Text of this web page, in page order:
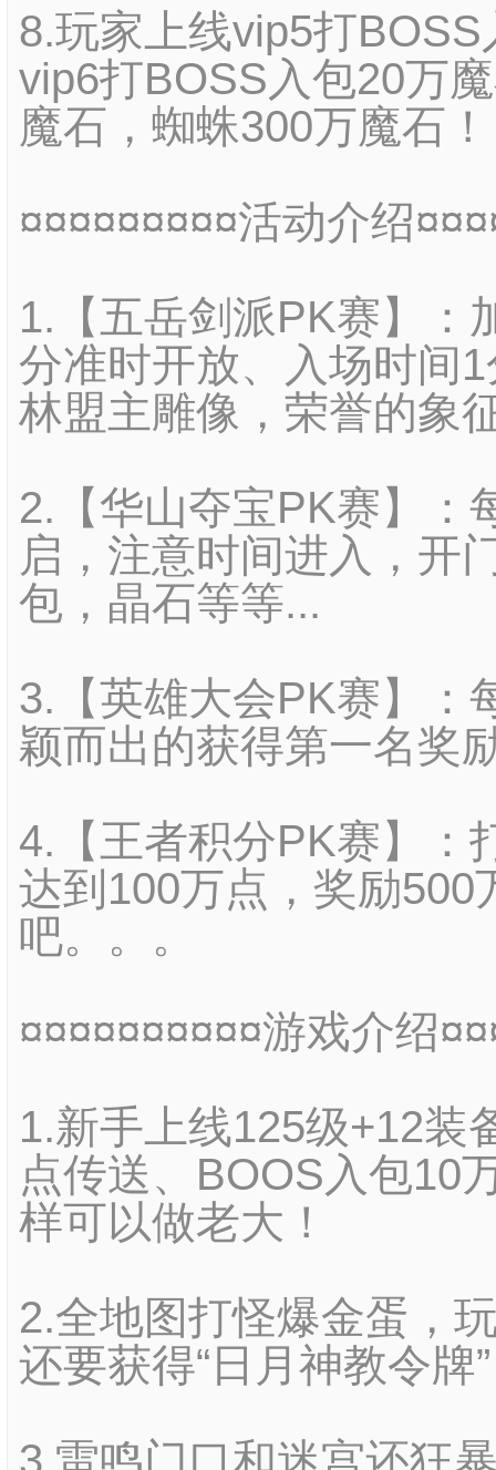
8.玩家上线vip5打
vip6打BOSS入包20万
魔石，蜘蛛300万魔石！
¤¤¤¤¤¤¤¤¤活动介绍
1.【五岳剑派PK赛】：
分准时开放、入场时间
林盟主雕像，荣誉的象
2.【华山夺宝PK赛】：
启，注意时间进入，开
包，晶石等等...
3.【英雄大会PK赛】：
颖而出的获得第一名奖
4.【王者积分PK赛】：
达到100万点，奖励
吧。。。
¤¤¤¤¤¤¤¤¤¤游戏介绍
1.新手上线125级+12装
点传送、BOOS入包10
样可以做老大！
2.全地图打怪爆金蛋，
还要获得“日月神教令牌
3.雷鸣门口和迷宫还狂